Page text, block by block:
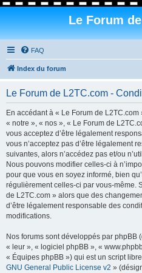
Le Forum
FAQ
Index du forum
Le Forum de L2TC.com -
En accédant à « Le Forum de
« notre », « nos », « Le Forum de
vous acceptez d’être légalement
vous n’acceptez pas d’être légalement
suivantes, alors n’accédez pas et/ou
Nous pouvons modifier celles-ci à
pour que vous en soyez informé, bien
régulièrement celles-ci par vous-même.
de L2TC.com » alors que des
d’être légalement responsable des
modifications.
Nos forums sont développés par phpBB
« leur », « logiciel phpBB », «
« Équipes phpBB ») qui est un script
GNU General Public License v2 »